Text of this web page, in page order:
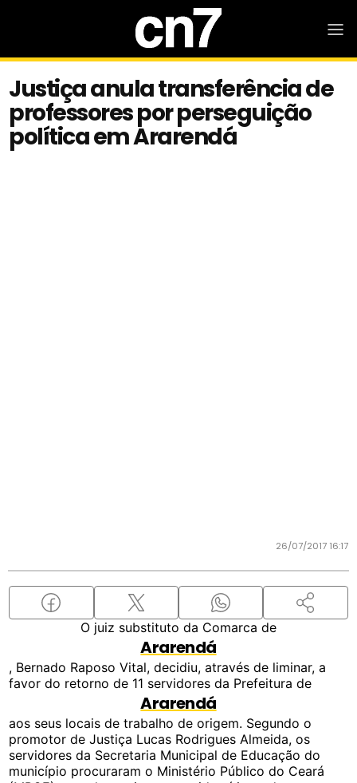
Justiça anula transferência de
professores por perseguição
política em Ararendá
26/07/2017 16:17
O juiz substituto da Comarca de
Ararendá
, Bernado Raposo Vital, decidiu, através de liminar, a
favor do retorno de 11 servidores da Prefeitura de
Ararendá
aos seus locais de trabalho de origem. Segundo o
promotor de Justiça Lucas Rodrigues Almeida, os
servidores da Secretaria Municipal de Educação do
município procuraram o Ministério Público do Ceará